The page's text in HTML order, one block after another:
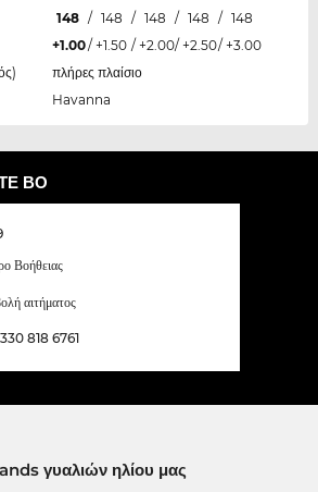
148 / 148 / 148 / 148 / 148
+1.00/ +1.50 / +2.00/ +2.50/ +3.00
πλήρες πλαίσιο
Havanna
ΒΟ
Βοήθειας
αιτήματος
818 6761
γυαλιών ηλίου μας